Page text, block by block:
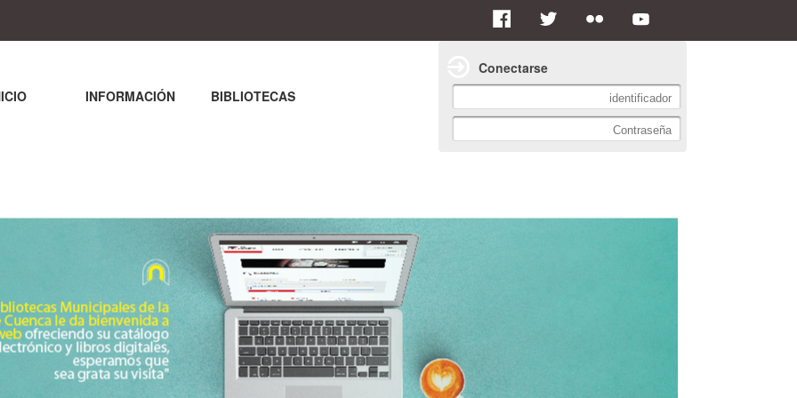
INFORMACIÓN BIBLIOTECAS
Conectarse